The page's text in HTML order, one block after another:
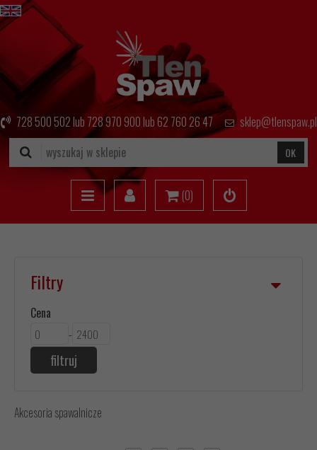
728 500 502lub 728 970 900 lub 62 760 26 47 sklep@tlenspaw.pl
OK
(0)
Filtry
Cena
-
Akcesoria spawalnicze